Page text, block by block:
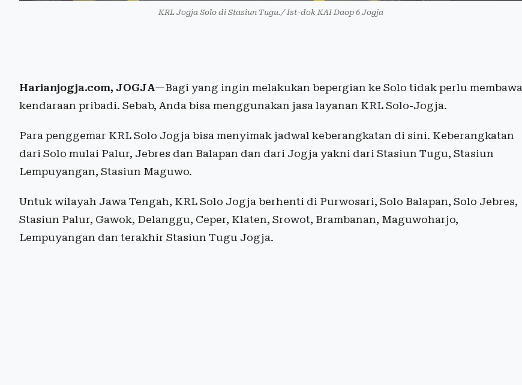
KRL Jogja Solo di Stasiun Tugu./ Ist-dok KAI Daop 6 Jogja
Harianjogja.com, JOGJA—Bagi yang ingin melakukan bepergian ke Solo tidak perlu membawa
kendaraan pribadi. Sebab, Anda bisa menggunakan jasa layanan KRL Solo-Jogja.
Para penggemar KRL Solo Jogja bisa menyimak jadwal keberangkatan di sini. Keberangkatan
dari Solo mulai Palur, Jebres dan Balapan dan dari Jogja yakni dari Stasiun Tugu, Stasiun
Lempuyangan, Stasiun Maguwo.
Untuk wilayah Jawa Tengah, KRL Solo Jogja berhenti di Purwosari, Solo Balapan, Solo Jebres,
Stasiun Palur, Gawok, Delanggu, Ceper, Klaten, Srowot, Brambanan, Maguwoharjo,
Lempuyangan dan terakhir Stasiun Tugu Jogja.